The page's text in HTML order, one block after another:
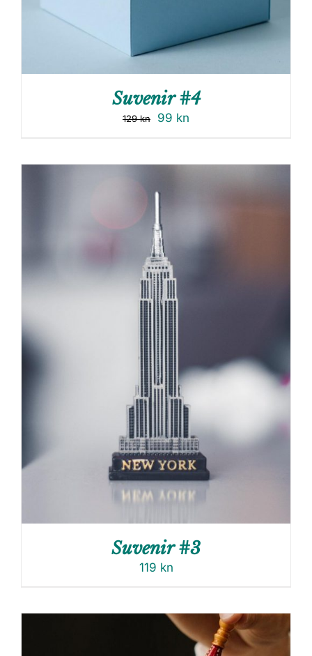
Suvenir #4
129kn 99 kn
Suvenir #3
119 kn